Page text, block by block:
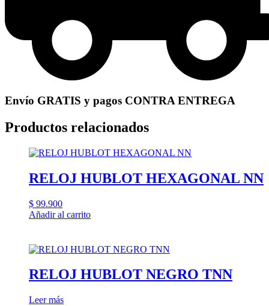
Envío GRATIS y pagos CONTRA ENTREGA
Productos relacionados
RELOJ HUBLOT HEXAGONAL NN
$ 99.900
Añadir al carrito
RELOJ HUBLOT NEGRO TNN
Leer más